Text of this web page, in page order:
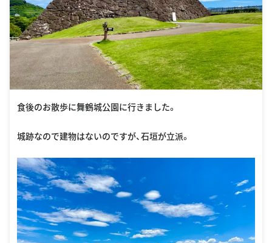
食後のお散歩に舞鶴城公園に行きました。
城跡なので建物はないのですが、石垣が立派。